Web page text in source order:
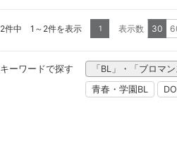
2件中 1～2件を表示 1 表示数 30
キーワードで探す 「BL」・「ブロマ
青春・学園BL